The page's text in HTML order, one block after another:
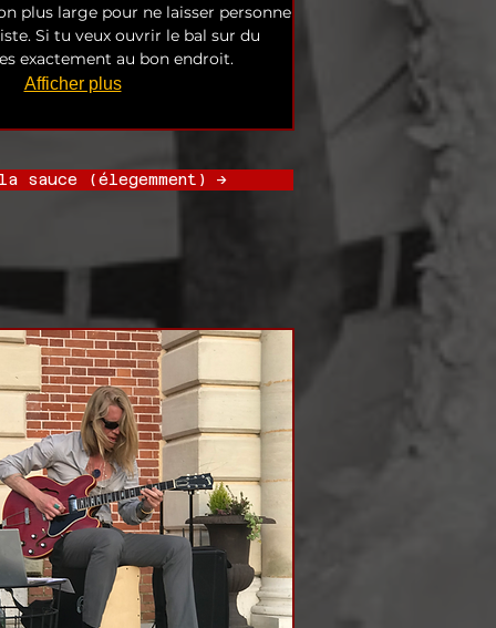
plus large pour ne laisser personne
Si tu veux ouvrir le bal sur du
exactement au bon endroit.
Afficher plus
sauce (élegemment) ->